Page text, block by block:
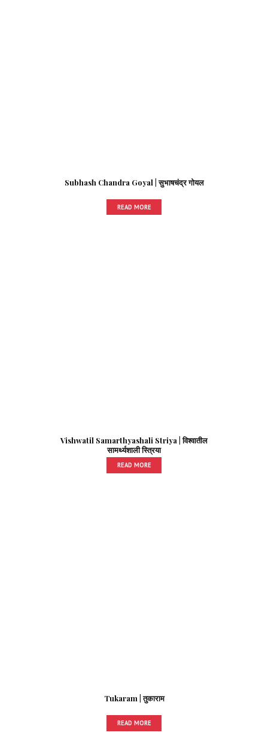
Subhash Chandra Goyal | सुभाषचंद्र गोयल
READ MORE
Vishwatil Samarthyashali Striya | विश्वातील
सामर्थ्यशाली स्त्रिया
READ MORE
Tukaram | तुकाराम
READ MORE